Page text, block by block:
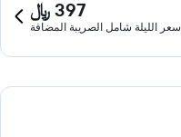
397 ﷼
سعر الليلة شامل الصريبة المضافة